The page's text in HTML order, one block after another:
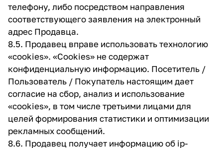
телефону, либо посредством направления
соответствующего заявления на электронный
адрес Продавца.
8.5. Продавец вправе использовать технологию
«cookies». «Cookies» не содержат
конфиденциальную информацию. Посетитель /
Пользователь / Покупатель настоящим дает
согласие на сбор, анализ и использование
«cookies», в том числе третьими лицами для
целей формирования статистики и оптимизации
рекламных сообщений.
8.6. Продавец получает информацию об ip-